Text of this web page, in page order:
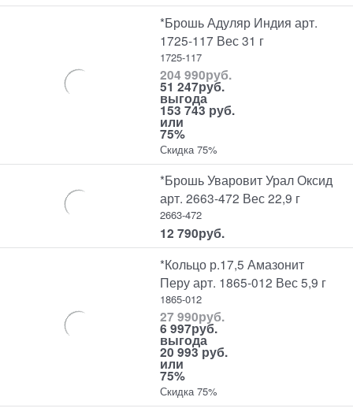
*Брошь Адуляр Индия арт.
1725-117 Вес 31 г
1725-117
204 990руб.
51 247руб.
выгода
153 743 руб.
или
75%
Скидка 75%
*Брошь Уваровит Урал Оксид
арт. 2663-472 Вес 22,9 г
2663-472
12 790руб.
*Кольцо р.17,5 Амазонит
Перу арт. 1865-012 Вес 5,9 г
1865-012
27 990руб.
6 997руб.
выгода
20 993 руб.
или
75%
Скидка 75%